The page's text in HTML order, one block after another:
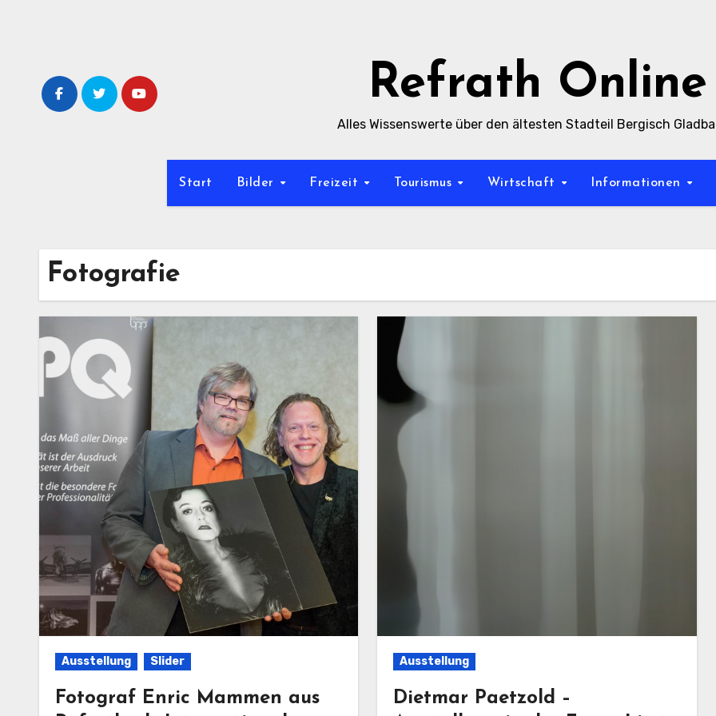
Refrath Online
Alles Wissenswerte über den ältesten Stadteil Bergisch
Start Bilder Freizeit Tourismus Wirtschaft Informationen
Fotografie
Ausstellung Slider
Fotograf Enric Mammen aus
Ausstellung
Dietmar Paetzold –